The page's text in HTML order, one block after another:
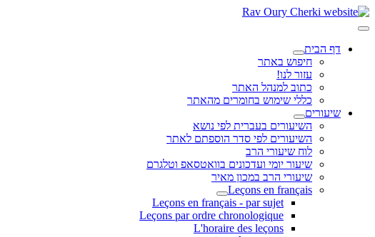
דף הבית
חיפוש באתר
עזור לנו!
כתוב למנהל האתר
כללי שימוש בחומרים מהאתר
שיעורים
השיעורים בעברית לפי נושא
השיעורים לפי סדר הוספתם לאתר
לוח שיעורי הרב
שיעור יומי ועדכונים בוואטסאפ וטלגרם
שיעורי הרב במכון מאיר
Leçons en français
Leçons en français - par sujet
Leçons par ordre chronologique
L'horaire des leçons